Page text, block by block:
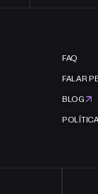
FAQ
FALAR
BLOG